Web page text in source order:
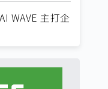
WAVE 主打企